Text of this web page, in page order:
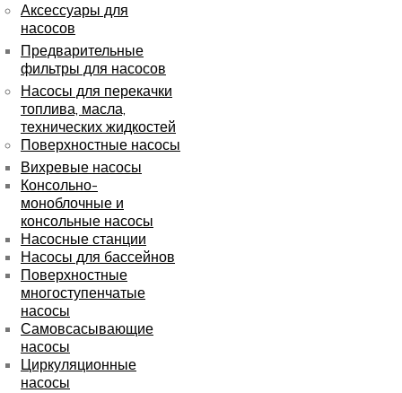
Аксессуары для
насосов
Предварительные
фильтры для насосов
Насосы для перекачки
топлива, масла,
технических жидкостей
Поверхностные насосы
Вихревые насосы
Консольно-
моноблочные и
консольные насосы
Насосные станции
Насосы для бассейнов
Поверхностные
многоступенчатые
насосы
Самовсасывающие
насосы
Циркуляционные
насосы